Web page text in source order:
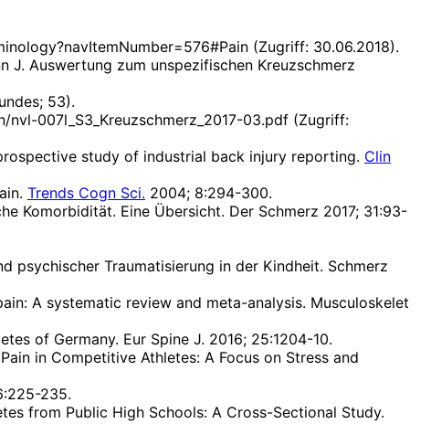
(Zugriff: 30.06.2018).
J. Auswertung zum unspezifischen Kreuzschmerz
53).
007l_S3_Kreuzschmerz_2017-03.pdf (Zugriff:
study of industrial back injury reporting. Clin
Trends Cogn Sci. 2004; 8:294-300.
Komorbidität. Eine Übersicht. Der Schmerz 2017; 31:93-
psychischer Traumatisierung in der Kindheit. Schmerz
A systematic review and meta-analysis. Musculoskelet
of Germany. Eur Spine J. 2016; 25:1204-10.
in Competitive Athletes: A Focus on Stress and
235.
from Public High Schools: A Cross-Sectional Study.